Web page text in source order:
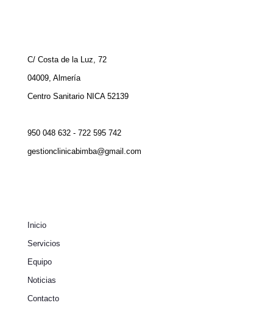
C/ Costa de la Luz, 72
04009, Almería
Centro Sanitario NICA 52139
950 048 632 - 722 595 742
gestionclinicabimba@gmail.com
Inicio
Servicios
Equipo
Noticias
Contacto